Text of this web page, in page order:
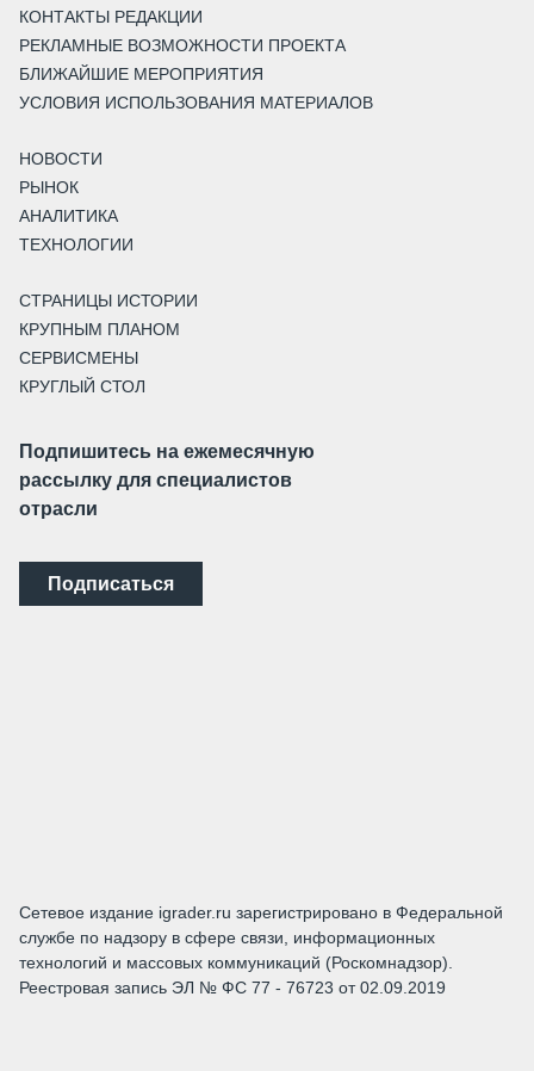
КОНТАКТЫ РЕДАКЦИИ
РЕКЛАМНЫЕ ВОЗМОЖНОСТИ ПРОЕКТА
БЛИЖАЙШИЕ МЕРОПРИЯТИЯ
УСЛОВИЯ ИСПОЛЬЗОВАНИЯ МАТЕРИАЛОВ
НОВОСТИ
РЫНОК
АНАЛИТИКА
ТЕХНОЛОГИИ
СТРАНИЦЫ ИСТОРИИ
КРУПНЫМ ПЛАНОМ
СЕРВИСМЕНЫ
КРУГЛЫЙ СТОЛ
Подпишитесь на ежемесячную
рассылку для специалистов
отрасли
Подписаться
Сетевое издание igrader.ru зарегистрировано в Федеральной
службе по надзору в сфере связи, информационных
технологий и массовых коммуникаций (Роскомнадзор).
Реестровая запись ЭЛ № ФС 77 - 76723 от 02.09.2019